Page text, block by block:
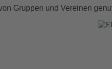
Gruppen und Vereinen